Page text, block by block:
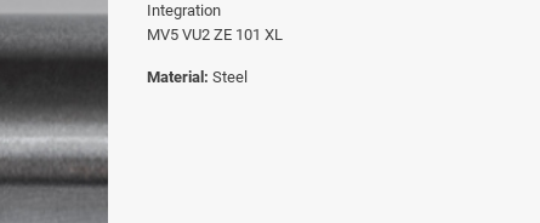
Integration
MV5 VU2 ZE 101 XL
Material: Steel